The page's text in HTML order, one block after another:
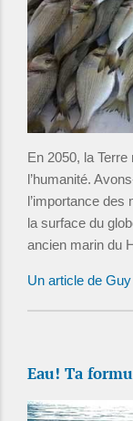
En 2050, la
l’humanité.
l’importance
la surface du
ancien marin du
Un article de
Eau! Ta